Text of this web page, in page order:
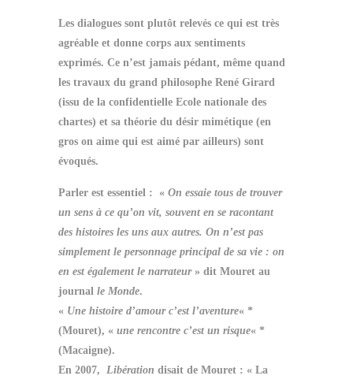
Les dialogues sont plutôt relevés ce qui est très
agréable et donne corps aux sentiments
exprimés. Ce n’est jamais pédant, même quand
les travaux du grand philosophe René Girard
(issu de la confidentielle Ecole nationale des
chartes) et sa théorie du désir mimétique (en
gros on aime qui est aimé par ailleurs) sont
évoqués.
Parler est essentiel : « On essaie tous de trouver
un sens à ce qu’on vit, souvent en se racontant
des histoires les uns aux autres. On n’est pas
simplement le personnage principal de sa vie : on
en est également le narrateur » dit Mouret au
journal le Monde.
« Une histoire d’amour c’est l’aventure« *
(Mouret), « une rencontre c’est un risque« *
(Macaigne).
En 2007, Libération disait de Mouret : « La